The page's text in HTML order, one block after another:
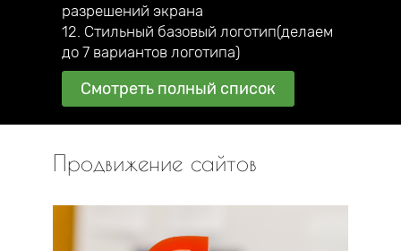
разрешений экрана
12. Стильный базовый логотип(делаем
до 7 вариантов логотипа)
Смотреть полный список
Продвижение сайтов